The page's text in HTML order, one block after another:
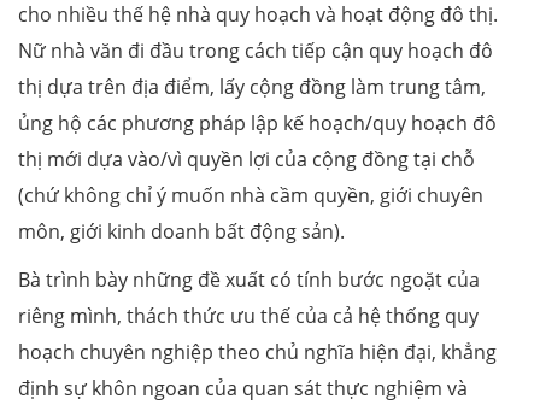
cho nhiều thế hệ nhà quy hoạch và hoạt động đô thị.
Nữ nhà văn đi đầu trong cách tiếp cận quy hoạch đô
thị dựa trên địa điểm, lấy cộng đồng làm trung tâm,
ủng hộ các phương pháp lập kế hoạch/quy hoạch đô
thị mới dựa vào/vì quyền lợi của cộng đồng tại chỗ
(chứ không chỉ ý muốn nhà cầm quyền, giới chuyên
môn, giới kinh doanh bất động sản).
Bà trình bày những đề xuất có tính bước ngoặt của
riêng mình, thách thức ưu thế của cả hệ thống quy
hoạch chuyên nghiệp theo chủ nghĩa hiện đại, khẳng
định sự khôn ngoan của quan sát thực nghiệm và